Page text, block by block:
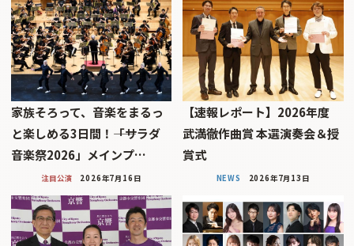
家族そろって、音楽をまるっ
と楽しめる3日間！――「サラダ
音楽祭2026」メインプ…
注目公演 2026年7月16日
【速報レポート】2026年度
武満徹作曲賞 本選演奏会＆授
賞式
NEWS 2026年7月13日